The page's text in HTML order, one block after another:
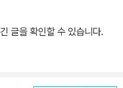
『탈바꿈』, 『민주화 세대』,
and Transitional Justi
Tradition and Cosmop
글을 확인할 수 있습니다.